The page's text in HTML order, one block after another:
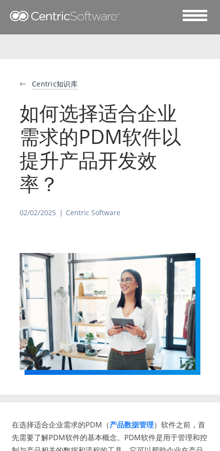
Centric知识库
如何选择适合企业
需求的PDM软件以
提升产品开发效
率？
02/02/2025 Centric Software
在选择适合企业需求的PDM（产品数据管理）软件之前，首
先需要了解PDM软件的基本概念。PDM软件是用于管理和控